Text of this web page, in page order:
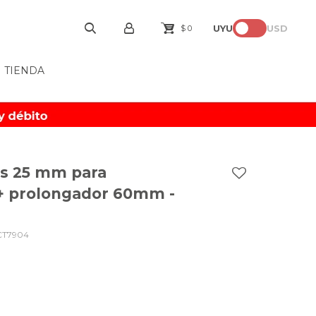
TIENDA
$ 0 UYU USD
25 mm para
prolongador 60mm -